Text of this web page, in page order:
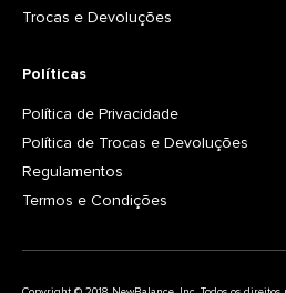
Trocas e Devoluções
Políticas
Política de Privacidade
Política de Trocas e Devoluções
Regulamentos
Termos e Condições